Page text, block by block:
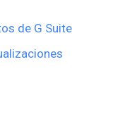
de G Suite